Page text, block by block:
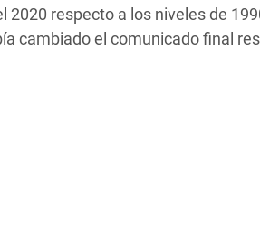
2020 respecto a los niveles de
cambiado el comunicado final